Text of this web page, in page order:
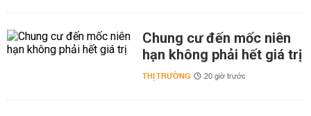
Chung cư đến mốc niên
hạn không phải hết giá trị
THỊ TRƯỜNG 20 giờ trước